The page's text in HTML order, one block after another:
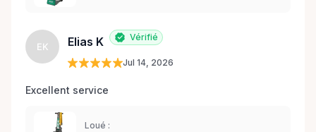
EK Elias K Vérifié
Jul 14, 2026
Excellent service
Loué :